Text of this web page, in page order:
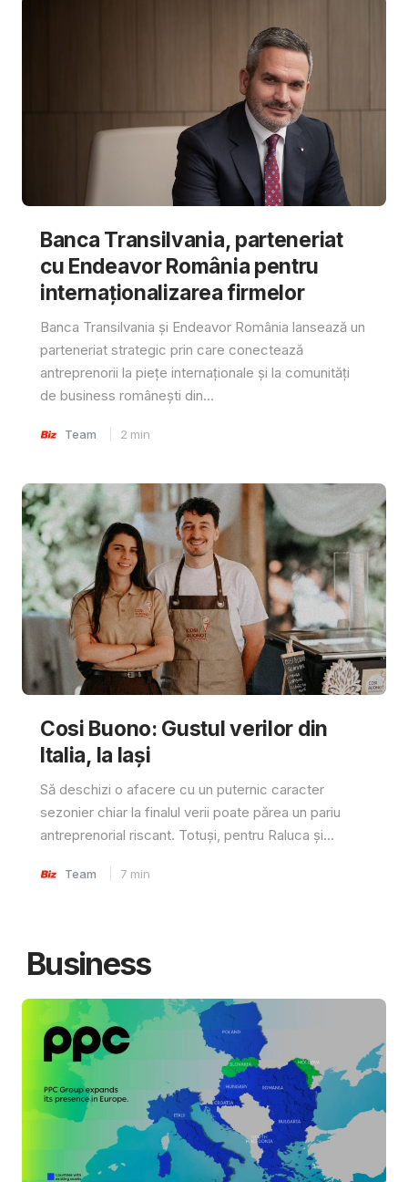
Banca Transilvania, parteneriat
cu Endeavor România pentru
internaționalizarea firmelor
Banca Transilvania și Endeavor România lansează un
parteneriat strategic prin care conectează
antreprenorii la piețe internaționale și la comunități
de business românești din...
Team 2 min
Cosi Buono: Gustul verilor din
Italia, la Iași
Să deschizi o afacere cu un puternic caracter
sezonier chiar la finalul verii poate părea un pariu
antreprenorial riscant. Totuși, pentru Raluca și...
Team 7 min
Business